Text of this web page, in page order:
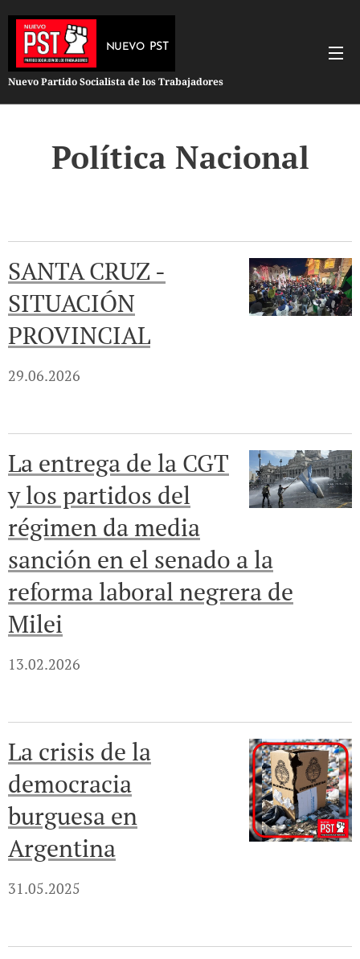
NUEVO PST
Nuevo Partido Socialista de los Trabajadores
Política Nacional
SANTA CRUZ -
SITUACIÓN
PROVINCIAL
29.06.2026
La entrega de la CGT
y los partidos del
régimen da media
sanción en el senado a la
reforma laboral negrera de
Milei
13.02.2026
La crisis de la
democracia
burguesa en
Argentina
31.05.2025